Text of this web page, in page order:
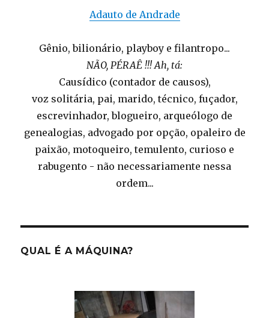
Adauto de Andrade
Gênio, bilionário, playboy e filantropo...
NÃO, PÉRAÊ !!! Ah, tá:
Causídico (contador de causos),
voz solitária, pai, marido, técnico, fuçador,
escrevinhador, blogueiro, arqueólogo de
genealogias, advogado por opção, opaleiro de
paixão, motoqueiro, temulento, curioso e
rabugento - não necessariamente nessa
ordem...
QUAL É A MÁQUINA?